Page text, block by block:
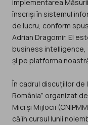
implementarea
înscriși în sistemul
de lucru, conform
Adrian Dragomir. El
business intelligence,
și pe platforma
În cadrul discuțiilor de
România” organizat
Mici și Mijlocii
că în cursul lunii